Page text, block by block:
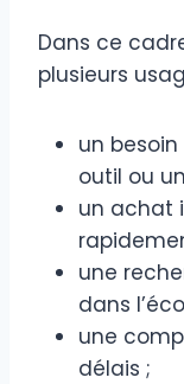
Dans ce
plusieurs
un besoin
outil ou
un achat
une
dans
une
délais ;